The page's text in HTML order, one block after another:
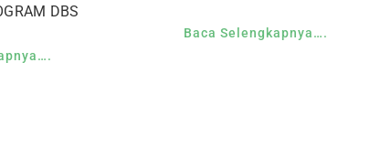
DBS
Baca Selengkapnya….